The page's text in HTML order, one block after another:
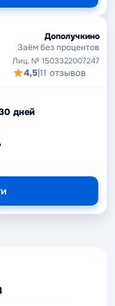
Дополучкино
Заём без процентов
Лиц. № 1503322007247
4,5|11 отзывов
дней